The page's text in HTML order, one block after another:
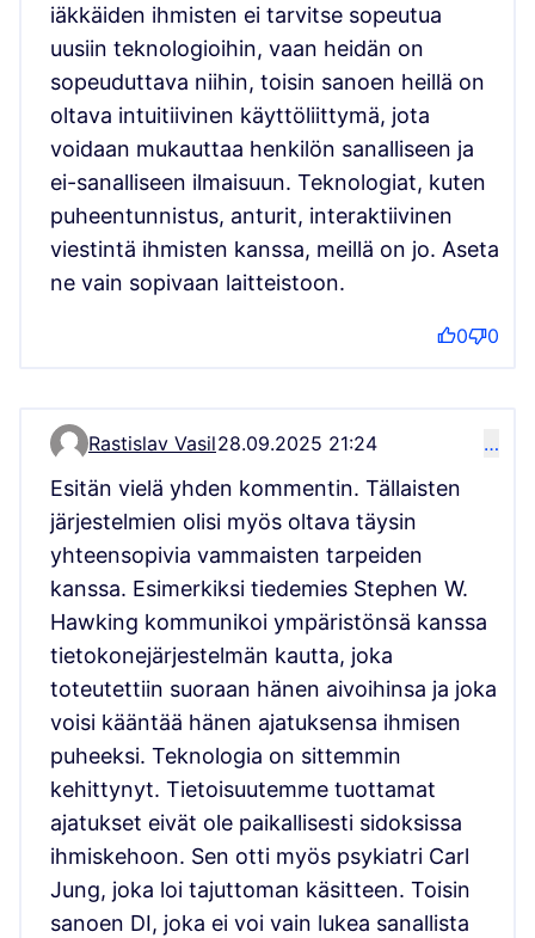
iäkkäiden ihmisten ei tarvitse sopeutua
uusiin teknologioihin, vaan heidän on
sopeuduttava niihin, toisin sanoen heillä on
oltava intuitiivinen käyttöliittymä, jota
voidaan mukauttaa henkilön sanalliseen ja
ei-sanalliseen ilmaisuun. Teknologiat, kuten
puheentunnistus, anturit, interaktiivinen
viestintä ihmisten kanssa, meillä on jo. Aseta
ne vain sopivaan laitteistoon.
0 0
Kommentti 15907
Rastislav Vasil28.09.2025 21:24 …
Esitän vielä yhden kommentin. Tällaisten
järjestelmien olisi myös oltava täysin
yhteensopivia vammaisten tarpeiden
kanssa. Esimerkiksi tiedemies Stephen W.
Hawking kommunikoi ympäristönsä kanssa
tietokonejärjestelmän kautta, joka
toteutettiin suoraan hänen aivoihinsa ja joka
voisi kääntää hänen ajatuksensa ihmisen
puheeksi. Teknologia on sittemmin
kehittynyt. Tietoisuutemme tuottamat
ajatukset eivät ole paikallisesti sidoksissa
ihmiskehoon. Sen otti myös psykiatri Carl
Jung, joka loi tajuttoman käsitteen. Toisin
sanoen DI, joka ei voi vain lukea sanallista